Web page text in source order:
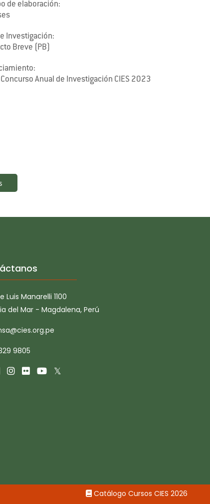
de elaboración:
Investigación:
Breve (PB)
Concurso Anual de Investigación CIES 2023
Luis Manarelli 1100
del Mar - Magdalena, Perú
9805
Catálogo Cursos CIES 2026